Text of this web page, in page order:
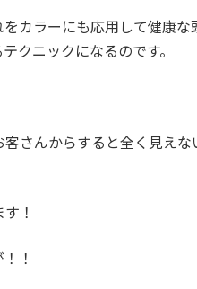
カラーにも応用して健康な
クニックになるのです。
さんからすると全く見えな
！
！